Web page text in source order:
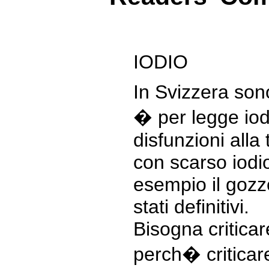
IODIO
In Svizzera
� per legge
disfunzioni alla
con scarso
esempio il
stati definitivi.
Bisogna
perch�